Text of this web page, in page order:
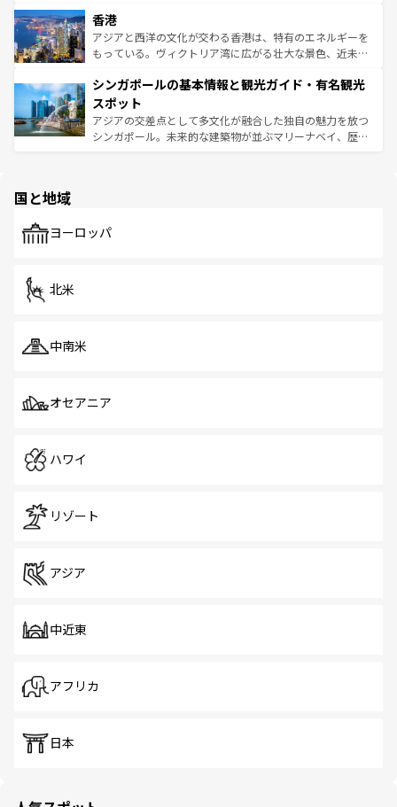
とつ。フォーやバインミー、ベトナムコーヒーなどは、ぜ
ひ現地で味わいたい。どの地域を訪れてもあたたかい人々
が旅行者を迎えてくれるので、きっと忘れられない旅にな
参照してほしい。
の活気が交差している。北部ではチェンマイなどの山岳地
帯で自然と触れ合い、南部ではプーケットやクラビの美し
いビーチでリゾート気分を楽しむことができる。タイ料理
激する。気候は一年中温暖で、どの季節にも異なる楽しみ
が待っている。親しみやすいタイの人々、仏教を中心とし
た文化、そして多様な観光資源が、訪れる旅人を魅了し続
ける。 なお、新着のタイ情報はコンテンツ一覧を参照して
香港
アジアと西洋の文化が交わる香港は、特有のエネルギーを
もっている。ヴィクトリア湾に広がる壮大な景色、近未来
み、どこを訪れても感動するはず。観光スポットが密集し
ており、効率よく見どころを回れるのも魅力。息をのむよ
うな絶景から文化的な体験まで、香港を存分に楽しみ尽く
そう。 なお、新着の香港情報はコンテンツ一覧を参照して
シンガポールの基本情報と観光ガイド・有名観光
スポット
アジアの交差点として多文化が融合した独自の魅力を放つ
シンガポール。未来的な建築物が並ぶマリーナベイ、歴史
で、ホーカーズは地元の風情を楽しめる外せないスポット
国と地域
ヨーロッパ
北米
中南米
オセアニア
ハワイ
リゾート
アジア
中近東
アフリカ
日本